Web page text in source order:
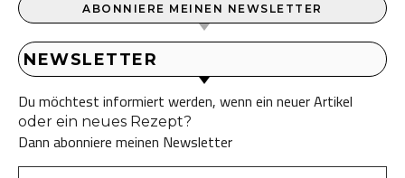
ABONNIERE MEINEN NEWSLETTER
NEWSLETTER
Du möchtest informiert werden, wenn ein neuer Artikel
oder ein neues Rezept?
Dann abonniere meinen Newsletter